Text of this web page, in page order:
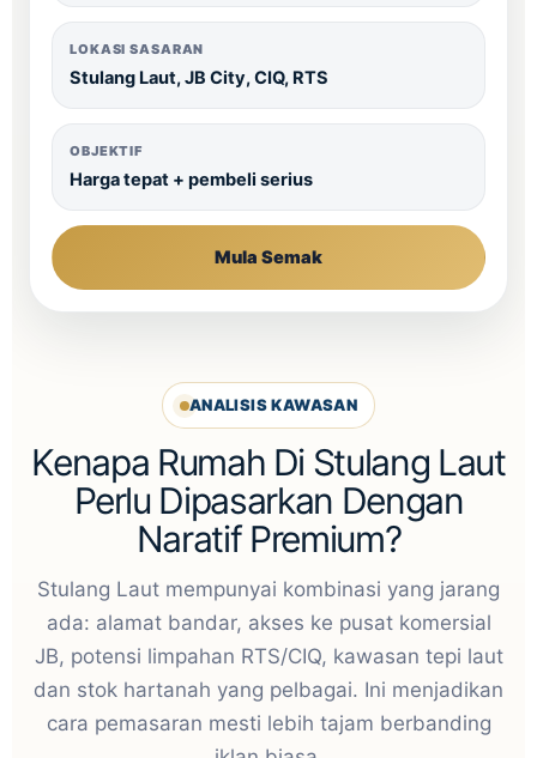
LOKASI SASARAN
Stulang Laut, JB City, CIQ, RTS
OBJEKTIF
Harga tepat + pembeli serius
Mula Semak
ANALISIS KAWASAN
Kenapa Rumah Di Stulang Laut
Perlu Dipasarkan Dengan
Naratif Premium?
Stulang Laut mempunyai kombinasi yang jarang
ada: alamat bandar, akses ke pusat komersial
JB, potensi limpahan RTS/CIQ, kawasan tepi laut
dan stok hartanah yang pelbagai. Ini menjadikan
cara pemasaran mesti lebih tajam berbanding